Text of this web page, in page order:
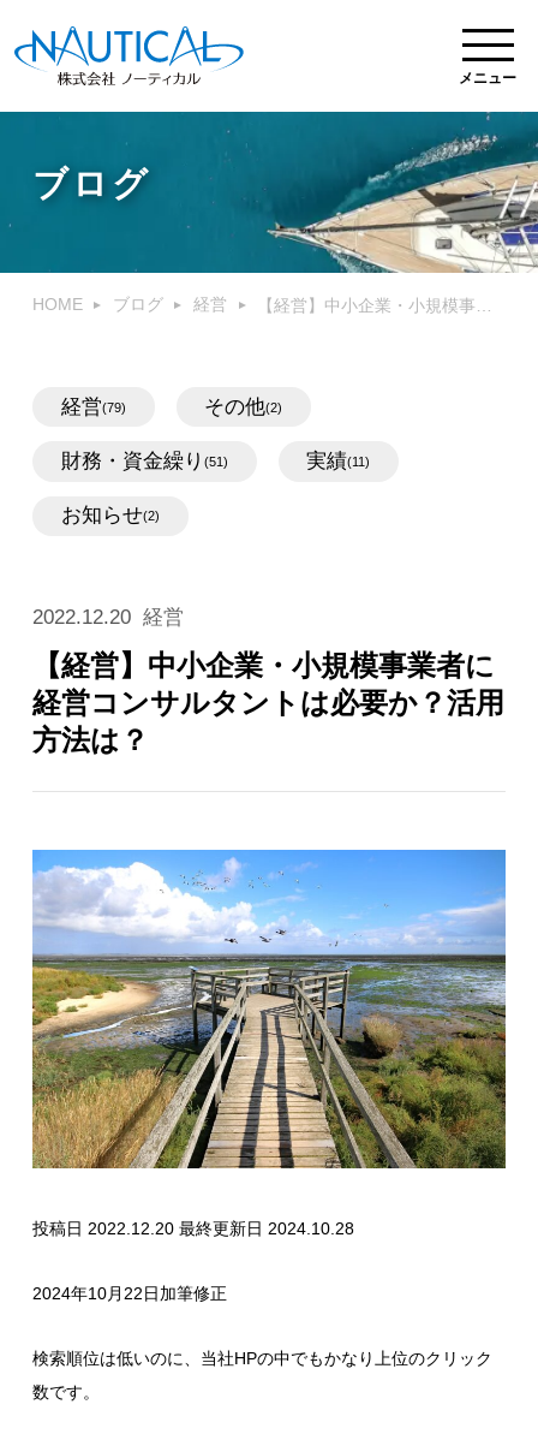
メニュー
ブログ
HOME ブログ 経営
2022.12.20 経営
【経営】中小企業・小規模事業者に
経営コンサルタントは必要か？活用
方法は？
投稿日 2022.12.20 最終更新日 2024.10.28
2024年10月22日加筆修正
検索順位は低いのに、当社HPの中でもかなり上位のクリック
数です。
経営(79) その他(2)
財務・資金繰り (51) 実績(11)
お知らせ(2)